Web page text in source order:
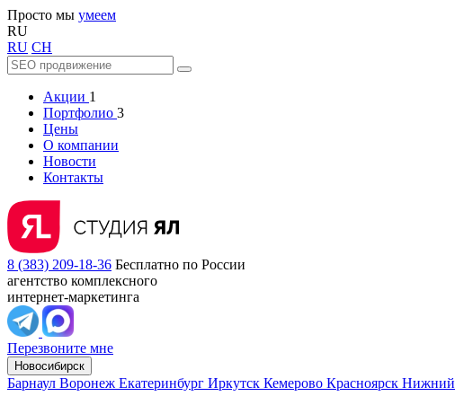
Просто мы умеем
RU
RU CH
Акции 1
Портфолио 3
Цены
О компании
Новости
Контакты
8 (383) 209-18-36 Бесплатно по России
агентство комплексного
интернет-маркетинга
Перезвоните мне
Новосибирск
Барнаул Воронеж Екатеринбург Иркутск Кемерово Красноярск Нижний